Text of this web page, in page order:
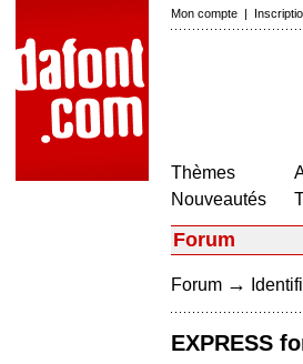
Mon compte |
Thèmes
Nouveautés
Forum
Forum →
EXPRESS